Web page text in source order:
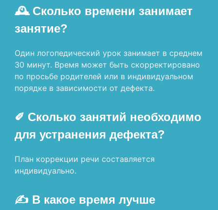
🕰 Сколько времени занимает
занятие?
Один логопедический урок занимает в среднем
30 минут. Время может быть скорректировано
по просьбе родителей или в индивидуальном
порядке в зависимости от дефекта.
✐ Сколько занятий необходимо
для устранения дефекта?
План коррекции речи составляется
индивидуально.
✍ В какое время лучше